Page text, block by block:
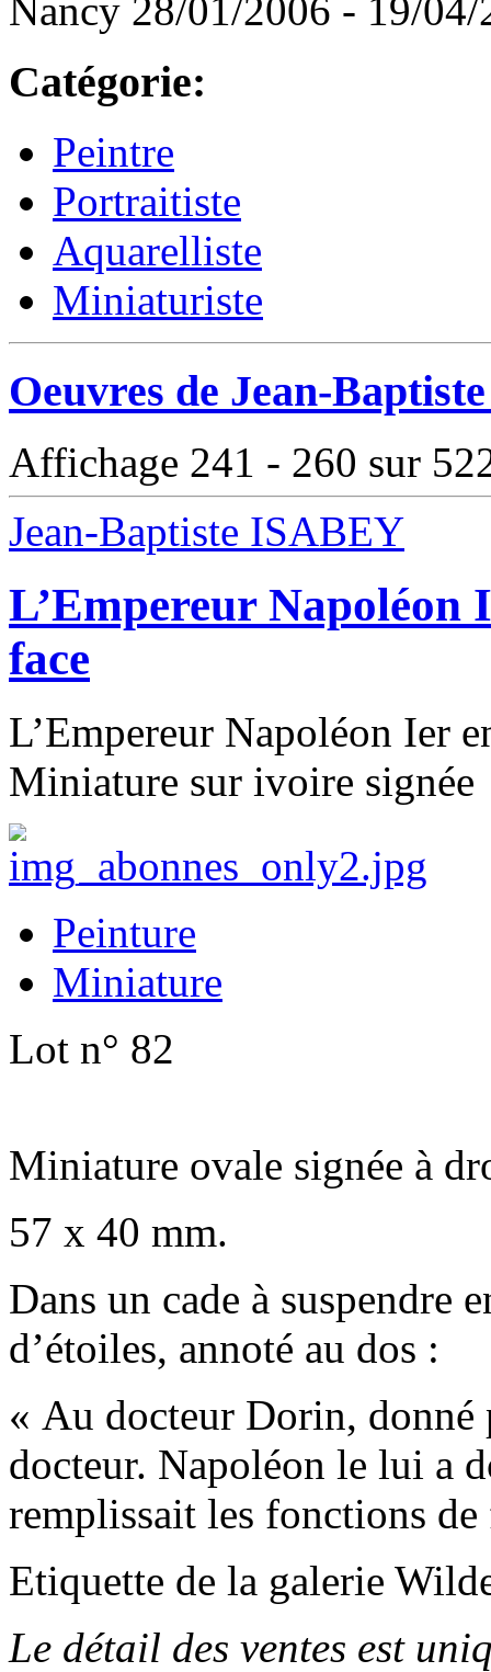
Nancy 28/01/2006 - 19/
Catégorie:
Peintre
Portraitiste
Aquarelliste
Miniaturiste
Oeuvres de Jean-
Affichage 241 - 260 sur
Jean-Baptiste ISABEY
L’Empereur Napoléon
face
L’Empereur Napoléon Ier
Miniature sur ivoire signée
Peinture
Miniature
Lot n° 82
Miniature ovale signée à
57 x 40 mm.
Dans un cade à suspendre
d’étoiles, annoté au dos :
« Au docteur Dorin, donné
docteur. Napoléon le lui a
remplissait les fonctions
Etiquette de la galerie
Le détail des ventes est